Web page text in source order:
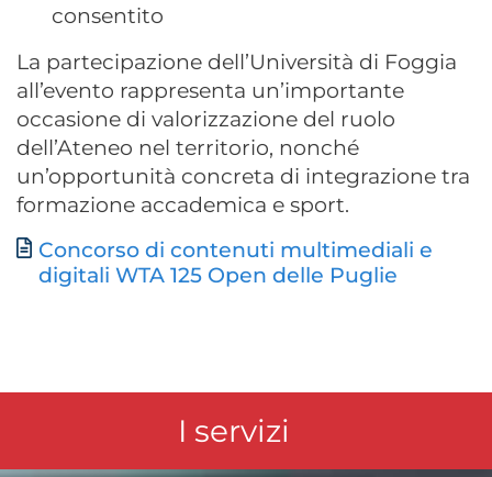
consentito
La partecipazione dell’Università di Foggia
all’evento rappresenta un’importante
occasione di valorizzazione del ruolo
dell’Ateneo nel territorio, nonché
un’opportunità concreta di integrazione tra
formazione accademica e sport.
Documento
Concorso di contenuti multimediali e
digitali WTA 125 Open delle Puglie
I servizi